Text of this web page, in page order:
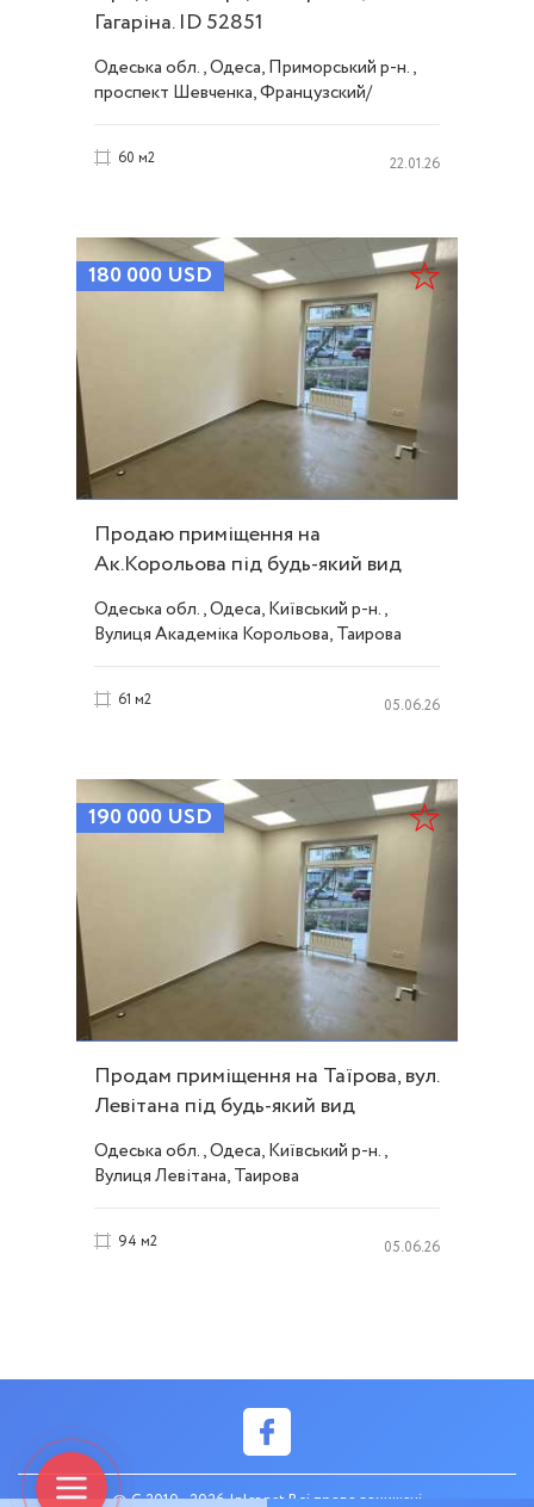
Гагаріна. ID 52851
Одеська обл., Одеса, Приморський р-н.,
проспект Шевченка, Французский/
60 м2 22.01.26
180 000 USD
Продаю приміщення на
Ак.Корольова під будь-який вид
діяльності ID 52860
Одеська обл., Одеса, Київський р-н.,
Вулиця Академіка Корольова, Таирова
61 м2 05.06.26
190 000 USD
Продам приміщення на Таїрова, вул.
Левітана під будь-який вид
діяльності ID 52867
Одеська обл., Одеса, Київський р-н.,
Вулиця Левітана, Таирова
94 м2 05.06.26
© C 2010 - 2026 Inler.net Всі права захищені